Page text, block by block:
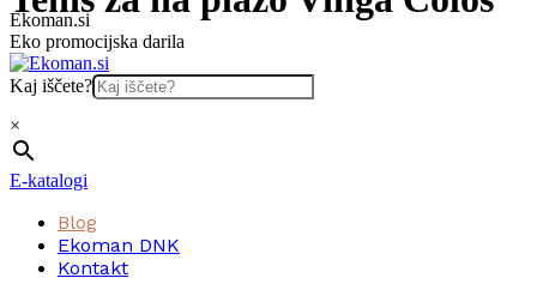
Skip
to
content
Ekoman.si
Eko promocijska darila
Kaj iščete?
×
E-katalogi
Blog
Ekoman DNK
Kontakt